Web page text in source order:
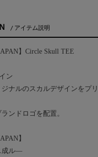
アイテム説明
】Circle Skull TEE
ン
ナルのスカルデザインをプ
ンドロゴを配置。
】
成ル―